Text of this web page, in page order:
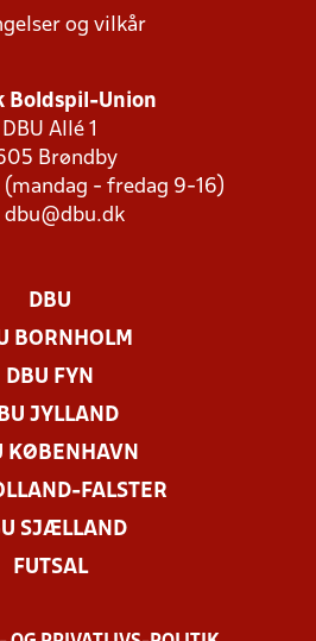
og vilkår
Boldspil-Union
DBU Allé 1
Brøndby
(mandag - fredag 9-16)
dbu@dbu.dk
DBU
BORNHOLM
DBU FYN
JYLLAND
KØBENHAVN
FALSTER
SJÆLLAND
FUTSAL